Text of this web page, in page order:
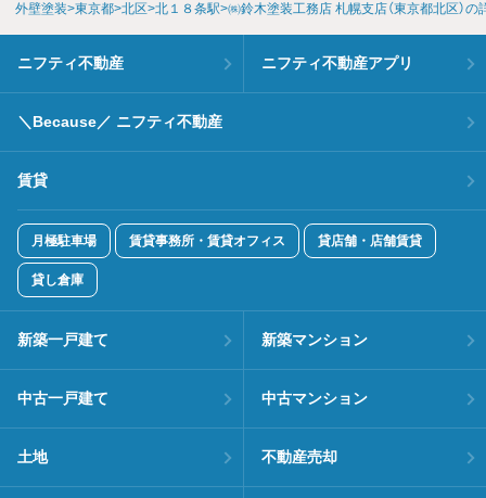
外壁塗装 東京都 北区 北１８条駅 ㈱鈴木塗装工務店 札幌支店（東京都北区）の
ニフティ不動産 ニフティ不動産アプリ
＼Because／ ニフティ不動産
賃貸
月極駐車場 賃貸事務所・賃貸オフィス 貸店舗・店舗賃貸
貸し倉庫
新築一戸建て 新築マンション
中古一戸建て 中古マンション
土地 不動産売却